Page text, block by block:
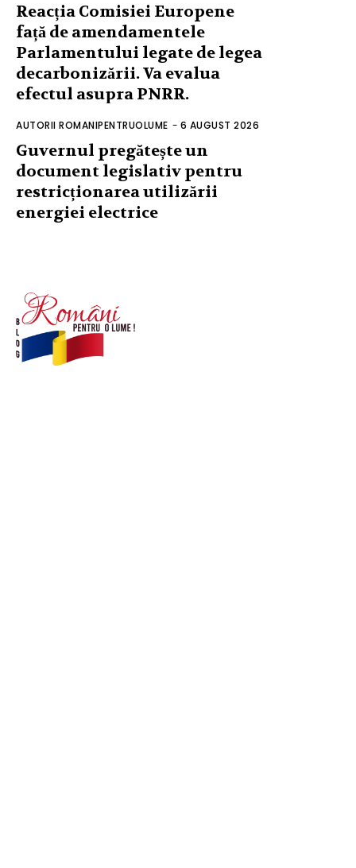
Reacția Comisiei Europene
față de amendamentele
Parlamentului legate de legea
decarbonizării. Va evalua
efectul asupra PNRR.
AUTORII ROMANIPENTRUOLUME - 6 AUGUST 2026
Guvernul pregătește un
document legislativ pentru
restricționarea utilizării
energiei electrice